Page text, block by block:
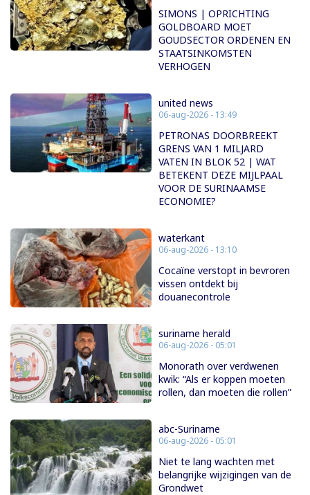
SIMONS | OPRICHTING
GOLDBOARD MOET
GOUDSECTOR ORDENEN EN
STAATSINKOMSTEN
VERHOGEN
united news
06-aug-2026 - 13:49
PETRONAS DOORBREEKT
GRENS VAN 1 MILJARD
VATEN IN BLOK 52 | WAT
BETEKENT DEZE MIJLPAAL
VOOR DE SURINAAMSE
ECONOMIE?
waterkant
06-aug-2026 - 13:10
Cocaïne verstopt in bevroren
vissen ontdekt bij
douanecontrole
suriname herald
06-aug-2026 - 05:01
Monorath over verdwenen
kwik: “Als er koppen moeten
rollen, dan moeten die rollen”
abc-Suriname
06-aug-2026 - 05:01
Niet te lang wachten met
belangrijke wijzigingen van de
Grondwet